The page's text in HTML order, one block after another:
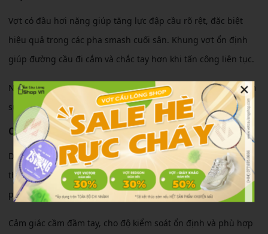
Vợt có đầu hơi nặng giúp tăng lực đập cầu rõ rệt, đặc biệt
hiệu quả trong các pha smash cuối sân. Khung vợt ổn định
giúp đường cầu đi cắm và chắc tay hơn khi tấn công liên tục.
Ngoài ra, thân vợt có độ đàn hồi tốt giúp người chơi tiết kiệm
sức khi phông cầu và phản tạt nhanh ở cường độ cao.
Cảm giác sử dụng
Dù thiên công nhưng cây vợt vẫn giữ được độ linh hoạt cần
thiết. Người chơi có thể dễ dàng xoay trở trong các pha
phòng thủ hoặc bắt lưới nhanh.
Cảm giác cầm đầm tay, cho độ kiểm soát ổn định và phù hợp
×